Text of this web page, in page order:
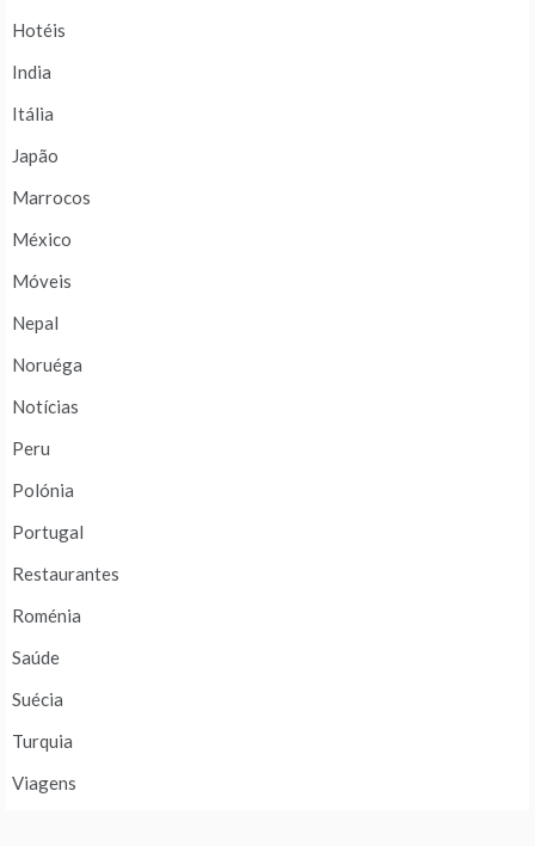
Hotéis
India
Itália
Japão
Marrocos
México
Móveis
Nepal
Noruéga
Notícias
Peru
Polónia
Portugal
Restaurantes
Roménia
Saúde
Suécia
Turquia
Viagens